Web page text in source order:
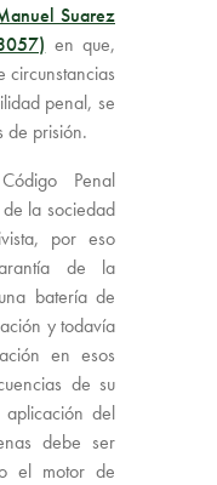
Suarez
en que,
circunstancias
penal, se
de prisión.
Penal
la sociedad
por eso
de la
batería de
y todavía
en esos
de su
aplicación del
debe ser
el motor de